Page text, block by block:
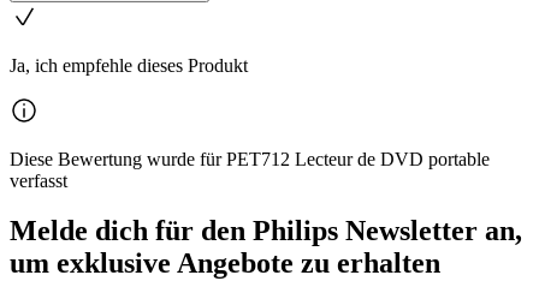
Ja, ich empfehle dieses Produkt
Diese Bewertung wurde für PET712 Lecteur de DVD portable
verfasst
Melde dich für den Philips Newsletter an,
um exklusive Angebote zu erhalten